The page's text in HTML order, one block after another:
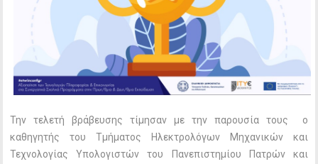
Την τελετή βράβευσης τίμησαν με την παρουσία τους ο
καθηγητής του Τμήματος Ηλεκτρολόγων Μηχανικών και
Τεχνολογίας Υπολογιστών του Πανεπιστημίου Πατρών και